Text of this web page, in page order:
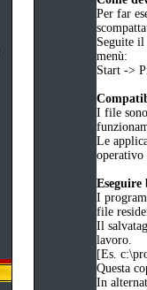
Per far
Seguite
menù:
Start ->
I file
Le
operativo
I
file
Il
lavoro.
[Es.
Questa
In